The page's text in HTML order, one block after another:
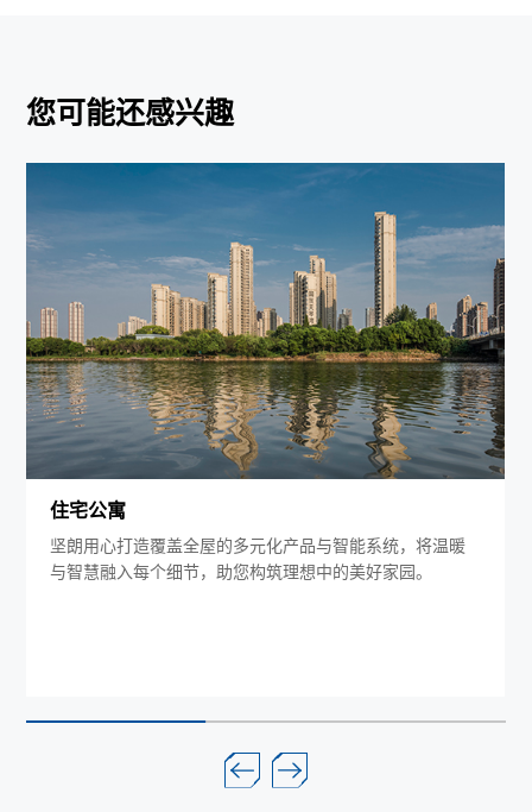
您可能还感兴趣
住宅公寓
坚朗用心打造覆盖全屋的多元化产品与智能系统，将温暖
与智慧融入每个细节，助您构筑理想中的美好家园。